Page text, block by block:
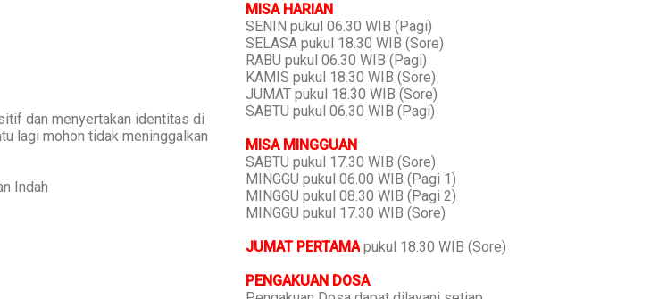
dan menyertakan identitas di
lagi mohon tidak meninggalkan
Indah
MISA HARIAN
SENIN pukul 06.30 WIB (Pagi)
SELASA pukul 18.30 WIB (Sore)
RABU pukul 06.30 WIB (Pagi)
KAMIS pukul 18.30 WIB (Sore)
JUMAT pukul 18.30 WIB (Sore)
SABTU pukul 06.30 WIB (Pagi)
MISA MINGGUAN
SABTU pukul 17.30 WIB (Sore)
MINGGU pukul 06.00 WIB (Pagi 1)
MINGGU pukul 08.30 WIB (Pagi 2)
MINGGU pukul 17.30 WIB (Sore)
JUMAT PERTAMA pukul 18.30 WIB (Sore)
PENGAKUAN DOSA